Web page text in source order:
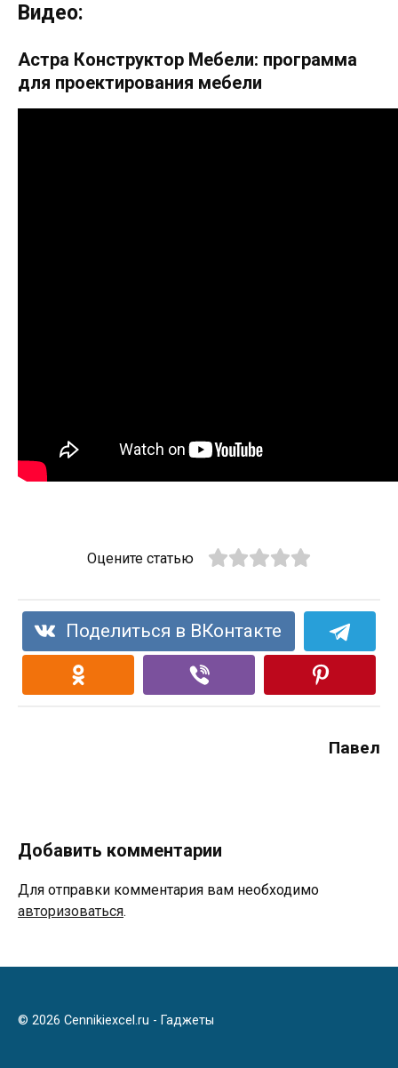
Видео:
Астра Конструктор Мебели: программа
для проектирования мебели
Оцените статью
Поделиться в ВКонтакте
Павел
Добавить комментарии
Для отправки комментария вам необходимо
авторизоваться.
© 2026 Cennikiexcel.ru - Гаджеты